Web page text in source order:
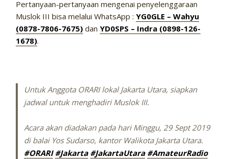
Pertanyaan-pertanyaan mengenai penyelenggaraan
Muslok III bisa melalui WhatsApp :YG0GLE – Wahyu
(0878-7806-7675) danYD0SPS – Indra (0898-126-
1678).
Untuk Anggota ORARI lokal Jakarta Utara, siapkan
jadwal untuk menghadiri Muslok III.
Acara akan diadakan pada hari Minggu, 29 Sept 2019
di balai Yos Sudarso, kantor Walikota Jakarta Utara.
#ORARI #Jakarta #JakartaUtara #AmateurRadio